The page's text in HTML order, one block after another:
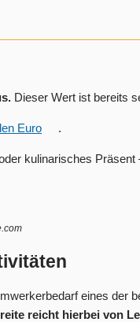
Dieser Wert ist bereits
Euro .
kulinarisches
eines der
reicht hierbei von